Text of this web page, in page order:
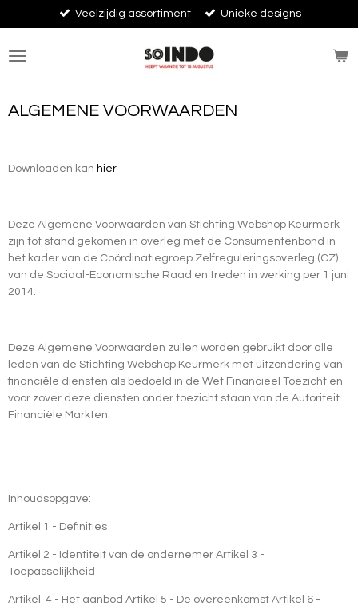
direct
naar
de
Veelzijdig assortiment Unieke designs
ALGEMENE VOORWAARDEN
Downloaden kan hier
Deze Algemene Voorwaarden van Stichting Webshop Keurmerk
zijn tot stand gekomen in overleg met de Consumentenbond in
het kader van de Coördinatiegroep Zelfreguleringsoverleg (CZ)
van de Sociaal-Economische Raad en treden in werking per 1 juni
2014.
Deze Algemene Voorwaarden zullen worden gebruikt door alle
leden van de Stichting Webshop Keurmerk met uitzondering van
financiële diensten als bedoeld in de Wet Financieel Toezicht en
voor zover deze diensten onder toezicht staan van de Autoriteit
Financiële Markten.
Inhoudsopgave:
Artikel 1 - Definities
Artikel 2 - Identiteit van de ondernemer Artikel 3 -
Toepasselijkheid
Artikel
4 - Het aanbod Artikel 5 - De overeenkomst Artikel 6 -